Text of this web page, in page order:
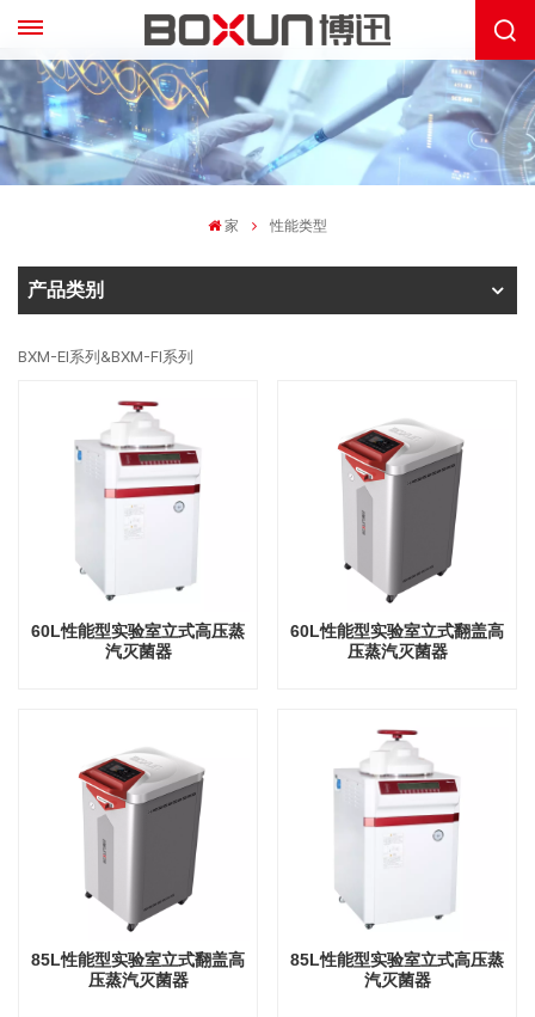
家 性能类型
产品类别
BXM-EI系列&BXM-FI系列
60L性能型实验室立式高压蒸
汽灭菌器
60L性能型实验室立式翻盖高
压蒸汽灭菌器
85L性能型实验室立式翻盖高
压蒸汽灭菌器
85L性能型实验室立式高压蒸
汽灭菌器